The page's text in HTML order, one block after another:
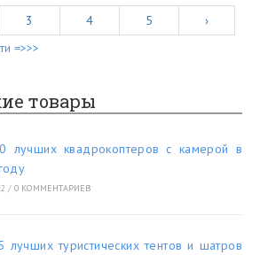
3 4 5
›
=>>>
товары
лучших квадрокоптеров с камерой в
/ 0 КОММЕНТАРИЕВ
лучших туристических тентов и шатров